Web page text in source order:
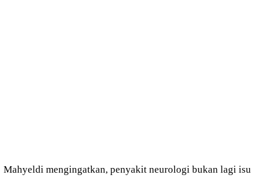
Mahyeldi mengingatkan, penyakit neurologi bukan lagi isu